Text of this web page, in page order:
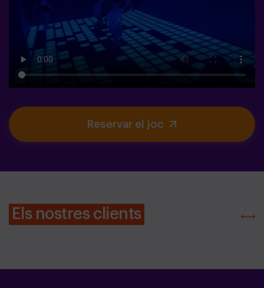
Reservar el joc
Els nostres clients